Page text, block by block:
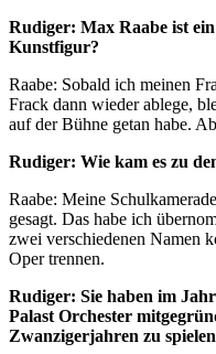
Rudiger: Max Raabe ist
Kunstfigur?
Raabe: Sobald ich meinen
Frack dann wieder ablege,
auf der Bühne getan habe.
Rudiger: Wie kam es zu
Raabe: Meine
gesagt. Das habe ich
zwei verschiedenen Namen
Oper trennen.
Rudiger: Sie haben im
Palast Orchester
Zwanzigerjahren zu